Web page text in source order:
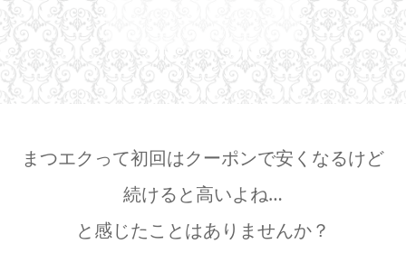
まつエクって初回はクーポンで安くなるけど
続けると高いよね…
と感じたことはありませんか？
Nail
Esthetic